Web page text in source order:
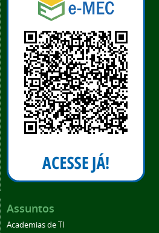
Assuntos
Academias de TI